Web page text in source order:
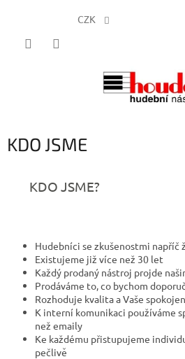
CZK
KDO JSME
KDO JSME?
Hudebníci se zkušenostmi napříč
Existujeme již více než 30 let
Každý prodaný nástroj projde
Prodáváme to, co bychom
Rozhoduje kvalita a Vaše
K interní komunikaci používáme
než emaily
Ke každému přistupujeme
pečlivě